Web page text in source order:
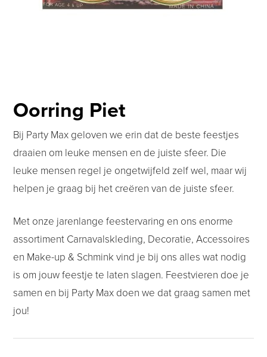
Oorring Piet
Bij Party Max geloven we erin dat de beste feestjes
draaien om leuke mensen en de juiste sfeer. Die
leuke mensen regel je ongetwijfeld zelf wel, maar wij
helpen je graag bij het creëren van de juiste sfeer.
Met onze jarenlange feestervaring en ons enorme
assortiment Carnavalskleding, Decoratie, Accessoires
en Make-up & Schmink vind je bij ons alles wat nodig
is om jouw feestje te laten slagen. Feestvieren doe je
samen en bij Party Max doen we dat graag samen met
jou!